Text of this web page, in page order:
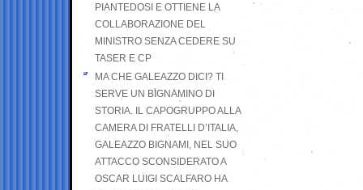
PIANTEDOSI E OTTIENE LA
COLLABORAZIONE DEL
MINISTRO SENZA CEDERE SU
TASER E CP
MA CHE GALEAZZO DICI? TI
SERVE UN BIGNAMINO DI
STORIA. IL CAPOGRUPPO ALLA
CAMERA DI FRATELLI D’ITALIA,
GALEAZZO BIGNAMI, NEL SUO
ATTACCO SCONSIDERATO A
OSCAR LUIGI SCALFARO HA